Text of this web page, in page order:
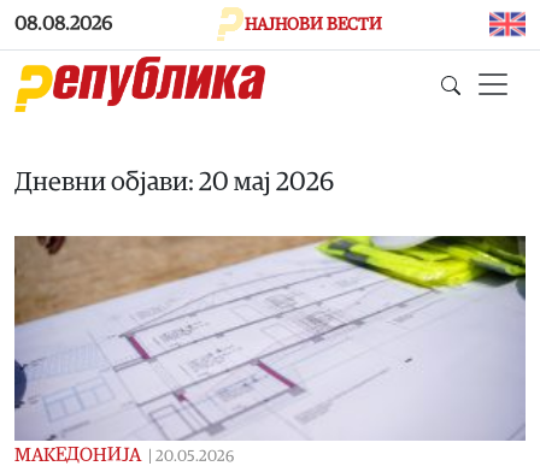
Skip to main content
08.08.2026 НАЈНОВИ ВЕСТИ
Дневни објави: 20 мај 2026
МАКЕДОНИЈА 20.05.2026